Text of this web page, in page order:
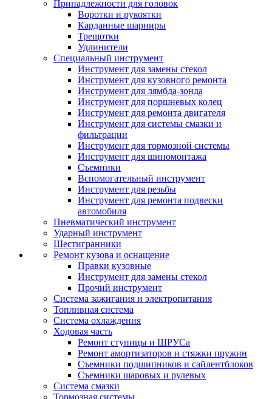
Принадлежности для головок
Воротки и рукоятки
Карданные шарниры
Трещотки
Удлинители
Специальный инструмент
Инструмент для замены стекол
Инструмент для кузовного ремонта
Инструмент для лямбда-зонда
Инструмент для поршневых колец
Инструмент для ремонта двигателя
Инструмент для системы смазки и
фильтрации
Инструмент для тормозной системы
Инструмент для шиномонтажа
Съемники
Вспомогательный инструмент
Инструмент для резьбы
Инструмент для ремонта подвески
автомобиля
Пневматический инструмент
Ударный инструмент
Шестигранники
Ремонт кузова и оснащение
Правки кузовные
Инструмент для замены стекол
Прочий инструмент
Система зажигания и электропитания
Топливная система
Система охлаждения
Ходовая часть
Ремонт ступицы и ШРУСа
Ремонт амортизаторов и стяжки пружин
Съемники подшипников и сайлентблоков
Съемники шаровых и рулевых
Система смазки
Тормозная системы